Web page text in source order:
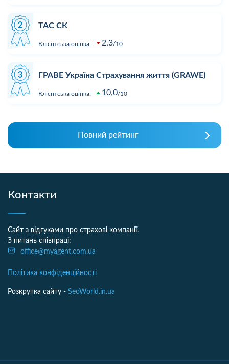
ТАС СК
Клієнтська оцінка: 2,3 10
ГРАВЕ Україна Страхування життя (GRAWE)
Клієнтська оцінка: 10,0 10
Повний рейтинг
Контакти
Сайт з відгуками про страхові компанії.
З питань співпраці:
office@myagent.com.ua
Політика конфіденційності
Розкрутка сайту - SeoWorld.in.ua